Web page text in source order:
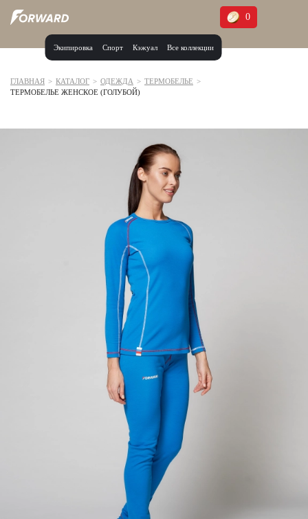
Экипировка Спорт Кэжуал Все коллекции
0
Москва и МО
Новосибирская область (3)
Республика Башкортостан (3)
ГЛАВНАЯ > КАТАЛОГ > ОДЕЖДА > ТЕРМОБЕЛЬЕ >
ТЕРМОБЕЛЬЕ ЖЕНСКОЕ (ГОЛУБОЙ)